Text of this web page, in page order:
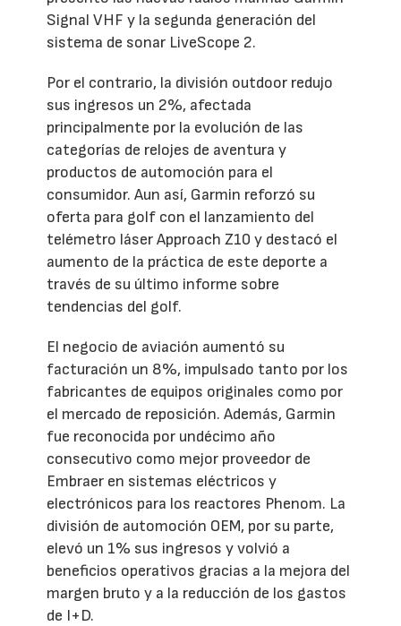
Signal VHF y la segunda generación del
sistema de sonar LiveScope 2.
Por el contrario, la división outdoor redujo
sus ingresos un 2%, afectada
principalmente por la evolución de las
categorías de relojes de aventura y
productos de automoción para el
consumidor. Aun así, Garmin reforzó su
oferta para golf con el lanzamiento del
telémetro láser Approach Z10 y destacó el
aumento de la práctica de este deporte a
través de su último informe sobre
tendencias del golf.
El negocio de aviación aumentó su
facturación un 8%, impulsado tanto por los
fabricantes de equipos originales como por
el mercado de reposición. Además, Garmin
fue reconocida por undécimo año
consecutivo como mejor proveedor de
Embraer en sistemas eléctricos y
electrónicos para los reactores Phenom. La
división de automoción OEM, por su parte,
elevó un 1% sus ingresos y volvió a
beneficios operativos gracias a la mejora del
margen bruto y a la reducción de los gastos
de I+D.